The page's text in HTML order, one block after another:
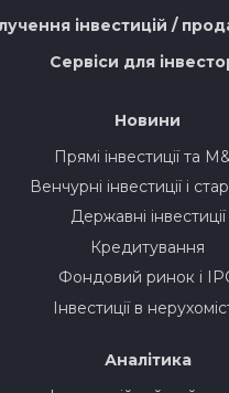
інвестицій /
Сервіси для
Новини
Прямі інвестиції та
Венчурні інвестиції і
Державні інвестиції
Кредитування
Фондовий ринок і
Інвестиції в
Аналітика